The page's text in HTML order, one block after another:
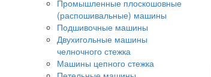
Промышленные плоскошовные
(распошивальные) машины
Подшивочные машины
Двухигольные машины
челночного стежка
Машины цепного стежка